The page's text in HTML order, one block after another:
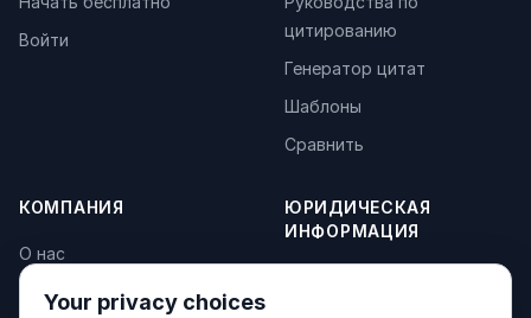
Войти
цитированию
Генератор цитат
Шаблоны
Сравнить
КОМПАНИЯ
О нас
Контакты
ЮРИДИЧЕСКАЯ
ИНФОРМАЦИЯ
Your privacy choices